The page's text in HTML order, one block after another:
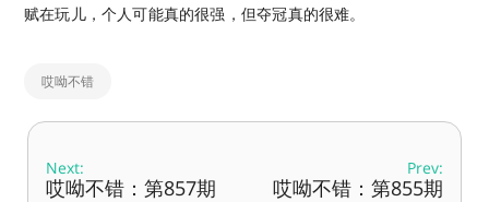
赋在玩儿，个人可能真的很强，但夺冠真的很难。
哎呦不错
Next:
哎呦不错：第857期
Prev:
哎呦不错：第855期